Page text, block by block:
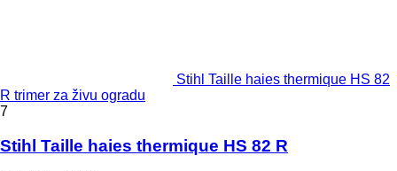
Stihl Taille haies thermique HS 82
R trimer za živu ogradu
7
Stihl Taille haies thermique HS 82 R